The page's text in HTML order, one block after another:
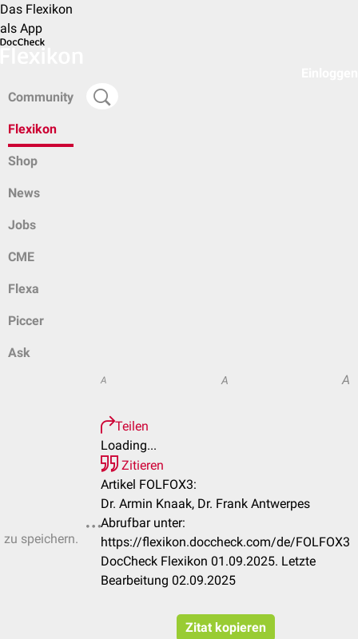
Das Flexikon
als App
Community
Flexikon
Shop
News
Jobs
CME
Flexa
Piccer
Ask
speichern.
A A A
Teilen
Loading...
Zitieren
Artikel FOLFOX3:
Dr. Armin Knaak, Dr. Frank Antwerpes
Abrufbar unter:
https://flexikon.doccheck.com/de/FOLFOX3
DocCheck Flexikon 01.09.2025. Letzte
Bearbeitung 02.09.2025
Zitat kopieren